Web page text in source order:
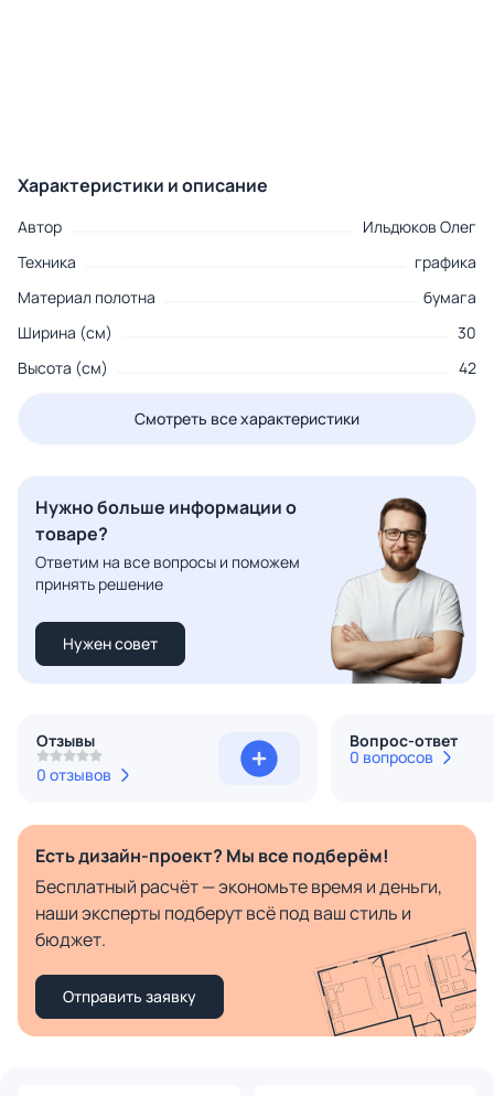
Характеристики и описание
Автор
Ильдюков Олег
Техника
графика
Материал полотна
бумага
Ширина (см)
30
Высота (см)
42
Смотреть все характеристики
Нужно больше информации о
товаре?
Ответим на все вопросы и поможем
принять решение
Нужен совет
Отзывы
0 отзывов
Вопрос-ответ
0 вопросов
Есть дизайн-проект? Мы все подберём!
Бесплатный расчёт — экономьте время и деньги,
наши эксперты подберут всё под ваш стиль и
бюджет.
Отправить заявку